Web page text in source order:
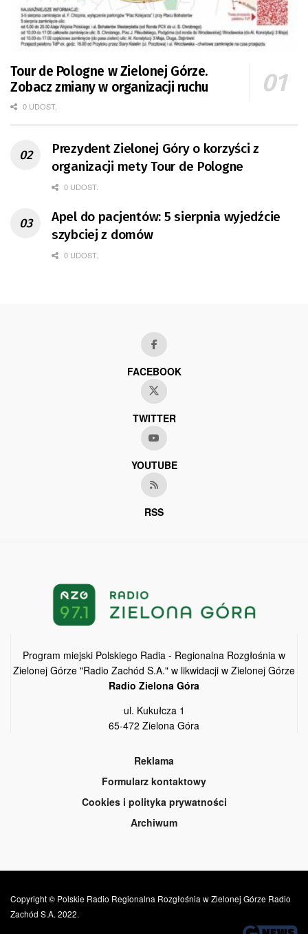
Tour de Pologne w Zielonej Górze.
Zobacz zmiany w organizacji ruchu
0 UDOST.
Prezydent Zielonej Góry o korzyści z
organizacji mety Tour de Pologne
0 UDOST.
Apel do pacjentów: 5 sierpnia wyjedźcie
szybciej z domów
0 UDOST.
FACEBOOK
TWITTER
YOUTUBE
RSS
Program miejski Polskiego Radia - Regionalna Rozgłośnia w
Zielonej Górze "Radio Zachód S.A." w likwidacji w Zielonej Górze
Radio Zielona Góra
ul. Kukułcza 1
65-472 Zielona Góra
Reklama
Formularz kontaktowy
Cookies i polityka prywatności
Archiwum
Copyright © Polskie Radio Regionalna Rozgłośnia w Zielonej Górze Radio
Zachód S.A. 2022.